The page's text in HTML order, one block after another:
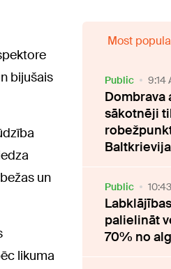
bijušais
un
likuma
Most
Public 9:14
Dombrava
sākotnēji
Public
palielināt
70% no